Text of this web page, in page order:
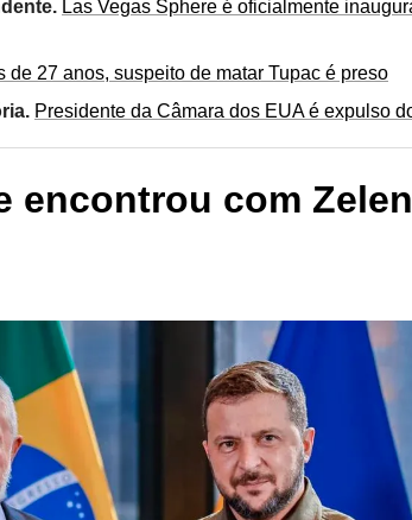
Las Vegas Sphere é oficialmente
de 27 anos, suspeito de matar Tupac é preso
Presidente da Câmara dos EUA é expulso
encontrou com